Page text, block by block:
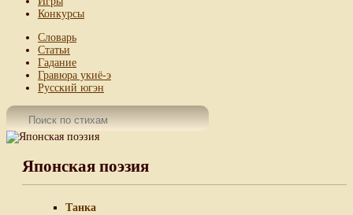
Конкурсы
Словарь
Статьи
Гадание
Гравюра укиё-э
Русский югэн
Японская поэзия
Танка